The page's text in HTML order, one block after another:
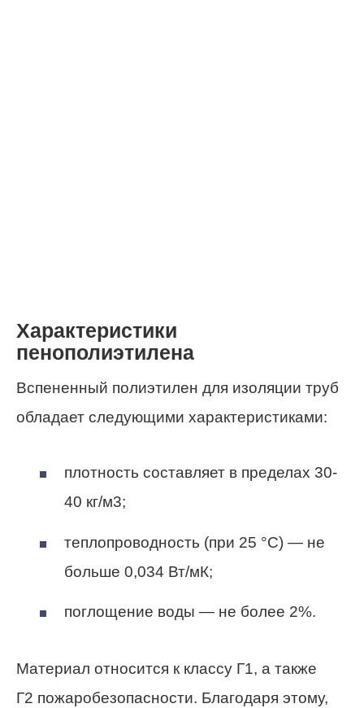
Характеристики
пенополиэтилена
Вспененный полиэтилен для изоляции труб
обладает следующими характеристиками:
плотность составляет в пределах 30-
40 кг/м3;
теплопроводность (при 25 °С) — не
больше 0,034 Вт/мК;
поглощение воды — не более 2%.
Материал относится к классу Г1, а также
Г2 пожаробезопасности. Благодаря этому,